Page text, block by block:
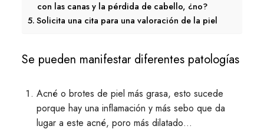
con las canas y la pérdida de cabello, ¿no?
Solicita una cita para una valoración de la piel
Se pueden manifestar diferentes patologías
Acné o brotes de piel más grasa, esto sucede
porque hay una inflamación y más sebo que da
lugar a este acné, poro más dilatado…